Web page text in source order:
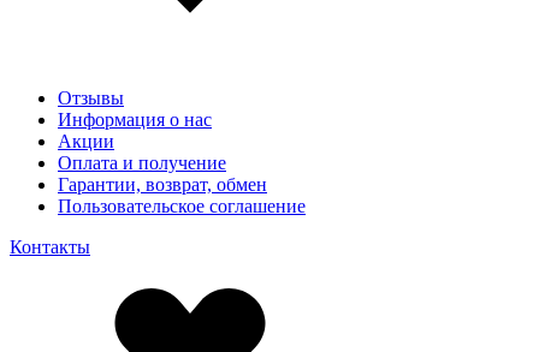
Отзывы
Информация о нас
Акции
Оплата и получение
Гарантии, возврат, обмен
Пользовательское соглашение
Контакты